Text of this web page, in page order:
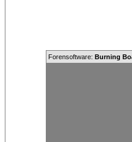
Forensoftware:Burning